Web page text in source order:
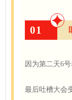
01
因为第二天6
最后吐槽大会